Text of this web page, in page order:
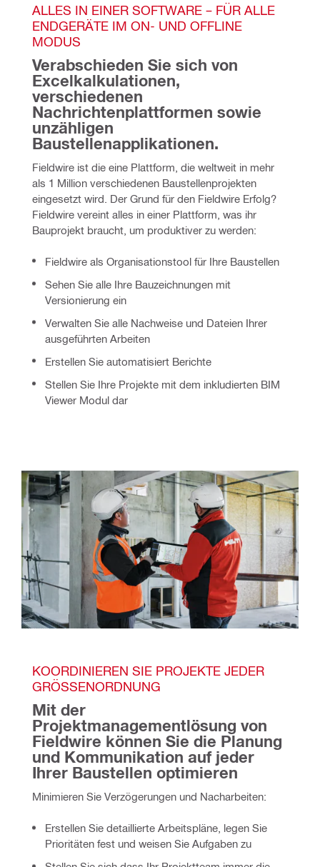
ALLES IN EINER SOFTWARE – FÜR ALLE
ENDGERÄTE IM ON- UND OFFLINE
MODUS
Verabschieden Sie sich von
Excelkalkulationen,
verschiedenen
Nachrichtenplattformen sowie
unzähligen
Baustellenapplikationen.
Fieldwire ist die eine Plattform, die weltweit in mehr
als 1 Million verschiedenen Baustellenprojekten
eingesetzt wird. Der Grund für den Fieldwire Erfolg?
Fieldwire vereint alles in einer Plattform, was ihr
Bauprojekt braucht, um produktiver zu werden:
Fieldwire als Organisationstool für Ihre Baustellen
Sehen Sie alle Ihre Bauzeichnungen mit
Versionierung ein
Verwalten Sie alle Nachweise und Dateien Ihrer
ausgeführten Arbeiten
Erstellen Sie automatisiert Berichte
Stellen Sie Ihre Projekte mit dem inkludierten BIM
Viewer Modul dar
KOORDINIEREN SIE PROJEKTE JEDER
GRÖSSENORDNUNG
Mit der
Projektmanagementlösung von
Fieldwire können Sie die Planung
und Kommunikation auf jeder
Ihrer Baustellen optimieren
Minimieren Sie Verzögerungen und Nacharbeiten:
Erstellen Sie detaillierte Arbeitspläne, legen Sie
Prioritäten fest und weisen Sie Aufgaben zu